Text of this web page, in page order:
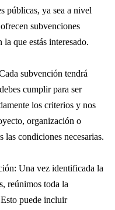
públicas, ya sea a nivel
subvenciones
la que estás interesado.
subvención tendrá
cumplir para ser
los criterios y nos
organización o
las condiciones necesarias.
Una vez identificada la
reúnimos toda la
puede incluir